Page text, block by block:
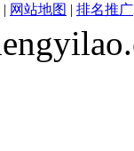
| 网站地图 | 排名推广